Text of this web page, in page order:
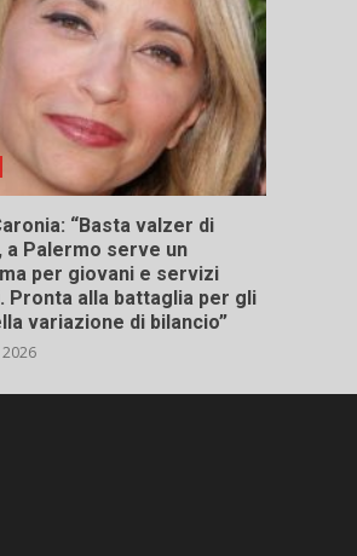
“Basta valzer di
a Palermo serve un
per giovani e servizi
Pronta alla battaglia per gli
variazione di bilancio”